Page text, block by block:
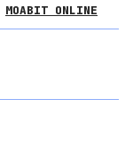
MOABIT ONLINE